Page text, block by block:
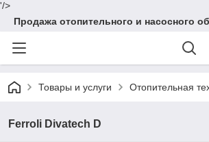
'/>
Продажа отопительного и насосного
Товары и услуги Отопительная
Ferroli Divatech D